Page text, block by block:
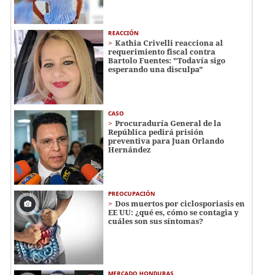
REACCIÓN
Kathia Crivelli reacciona al
requerimiento fiscal contra
Bartolo Fuentes: "Todavía sigo
esperando una disculpa"
CASO
Procuraduría General de la
República pedirá prisión
preventiva para Juan Orlando
Hernández
PREOCUPACIÓN
Dos muertos por ciclosporiasis en
EE UU: ¿qué es, cómo se contagia y
cuáles son sus síntomas?